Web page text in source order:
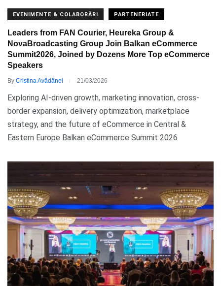
EVENIMENTE & COLABORĂRI PARTENERIATE
Leaders from FAN Courier, Heureka Group &
NovaBroadcasting Group Join Balkan eCommerce
Summit2026, Joined by Dozens More Top eCommerce
Speakers
By Cristina Avădănei . 21/03/2026
Exploring AI-driven growth, marketing innovation, cross-
border expansion, delivery optimization, marketplace
strategy, and the future of eCommerce in Central &
Eastern Europe Balkan eCommerce Summit 2026